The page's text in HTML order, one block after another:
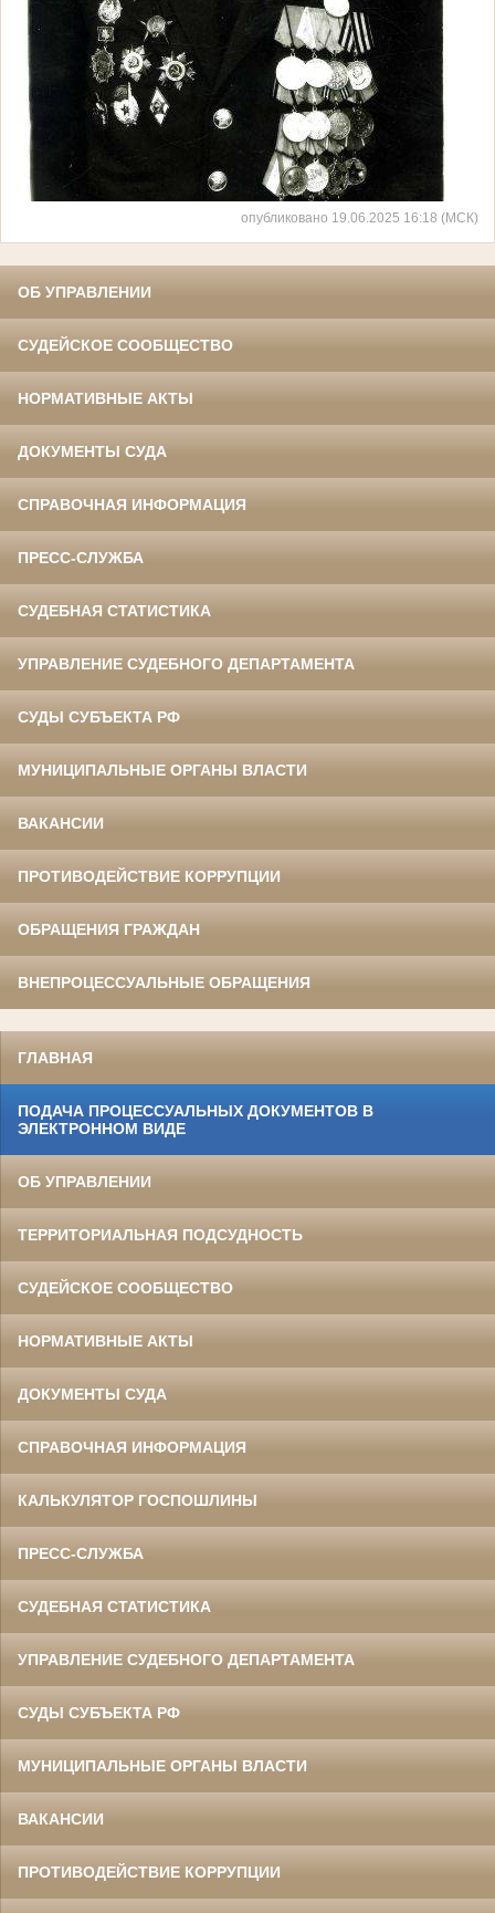
опубликовано 19.06.2025 16:18 (МСК)
ОБ УПРАВЛЕНИИ
СУДЕЙСКОЕ СООБЩЕСТВО
НОРМАТИВНЫЕ АКТЫ
ДОКУМЕНТЫ СУДА
СПРАВОЧНАЯ ИНФОРМАЦИЯ
ПРЕСС-СЛУЖБА
СУДЕБНАЯ СТАТИСТИКА
УПРАВЛЕНИЕ СУДЕБНОГО ДЕПАРТАМЕНТА
СУДЫ СУБЪЕКТА РФ
МУНИЦИПАЛЬНЫЕ ОРГАНЫ ВЛАСТИ
ВАКАНСИИ
ПРОТИВОДЕЙСТВИЕ КОРРУПЦИИ
ОБРАЩЕНИЯ ГРАЖДАН
ВНЕПРОЦЕССУАЛЬНЫЕ ОБРАЩЕНИЯ
ГЛАВНАЯ
ПОДАЧА ПРОЦЕССУАЛЬНЫХ ДОКУМЕНТОВ В
ЭЛЕКТРОННОМ ВИДЕ
ОБ УПРАВЛЕНИИ
ТЕРРИТОРИАЛЬНАЯ ПОДСУДНОСТЬ
СУДЕЙСКОЕ СООБЩЕСТВО
НОРМАТИВНЫЕ АКТЫ
ДОКУМЕНТЫ СУДА
СПРАВОЧНАЯ ИНФОРМАЦИЯ
КАЛЬКУЛЯТОР ГОСПОШЛИНЫ
ПРЕСС-СЛУЖБА
СУДЕБНАЯ СТАТИСТИКА
УПРАВЛЕНИЕ СУДЕБНОГО ДЕПАРТАМЕНТА
СУДЫ СУБЪЕКТА РФ
МУНИЦИПАЛЬНЫЕ ОРГАНЫ ВЛАСТИ
ВАКАНСИИ
ПРОТИВОДЕЙСТВИЕ КОРРУПЦИИ